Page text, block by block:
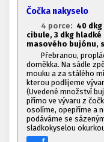
Čočka nakyselo
4 porce: 40 dkg
cibule, 3 dkg hladké
masového bujónu,
Přebranou,
doměkka. Na sádle
mouku a za stálého
kterou podlijeme
(Uvedené množství
přímo ve vývaru z
osolíme, opepříme a
podáváme se
sladkokyselou